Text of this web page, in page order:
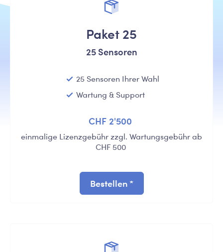
Paket 25
25 Sensoren
25 Sensoren Ihrer Wahl
Wartung & Support
CHF 2'500
einmalige Lizenzgebühr zzgl. Wartungsgebühr ab
CHF 500
Bestellen *